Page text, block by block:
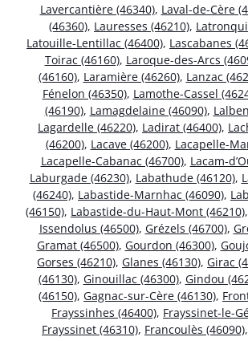
Lavercantière (46340), Laval-de-Cère
(46360), Lauresses (46210),
Latouille-Lentillac (46400), Lascabanes
Toirac (46160), Laroque-des-Arcs
(46160), Laramière (46260), Lanzac
Fénelon (46350), Lamothe-Cassel
(46190), Lamagdelaine (46090),
Lagardelle (46220), Ladirat (46400),
(46200), Lacave (46200), Lacapelle-
Lacapelle-Cabanac (46700), Lacam-
Laburgade (46230), Labathude (46120),
(46240), Labastide-Marnhac (46090),
(46150), Labastide-du-Haut-Mont (46210),
Issendolus (46500), Grézels (46700),
Gramat (46500), Gourdon (46300),
Gorses (46210), Glanes (46130), Girac
(46130), Ginouillac (46300), Gindou
(46150), Gagnac-sur-Cère (46130),
Frayssinhes (46400), Frayssinet-le-
Frayssinet (46310), Francoulès (46090),